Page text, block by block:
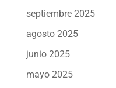
septiembre 2025
agosto 2025
junio 2025
mayo 2025